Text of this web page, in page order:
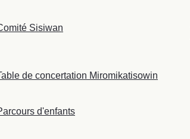
Sisiwan
de concertation Miromikatisowin
d'enfants